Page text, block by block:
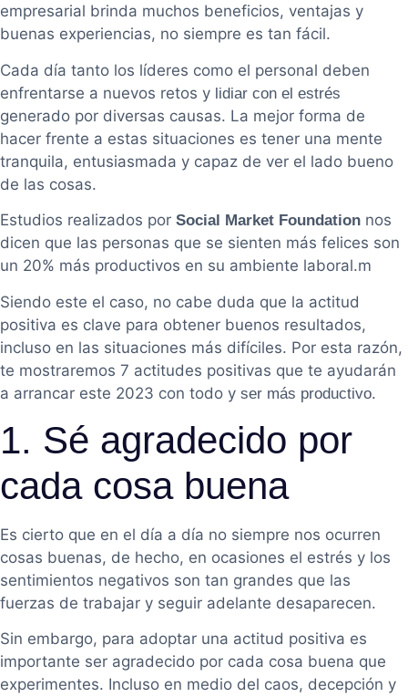
empresarial brinda muchos beneficios, ventajas y
buenas experiencias, no siempre es tan fácil.
Cada día tanto los líderes como el personal deben
enfrentarse a nuevos retos y lidiar con el estrés
generado por diversas causas. La mejor forma de
hacer frente a estas situaciones es tener una mente
tranquila, entusiasmada y capaz de ver el lado bueno
de las cosas.
Estudios realizados por Social Market Foundation nos
dicen que las personas que se sienten más felices son
un 20% más productivos en su ambiente laboral.m
Siendo este el caso, no cabe duda que la actitud
positiva es clave para obtener buenos resultados,
incluso en las situaciones más difíciles. Por esta razón,
te mostraremos 7 actitudes positivas que te ayudarán
a arrancar este 2023 con todo y ser más productivo.
1. Sé agradecido por
cada cosa buena
Es cierto que en el día a día no siempre nos ocurren
cosas buenas, de hecho, en ocasiones el estrés y los
sentimientos negativos son tan grandes que las
fuerzas de trabajar y seguir adelante desaparecen.
Sin embargo, para adoptar una actitud positiva es
importante ser agradecido por cada cosa buena que
experimentes. Incluso en medio del caos, decepción y